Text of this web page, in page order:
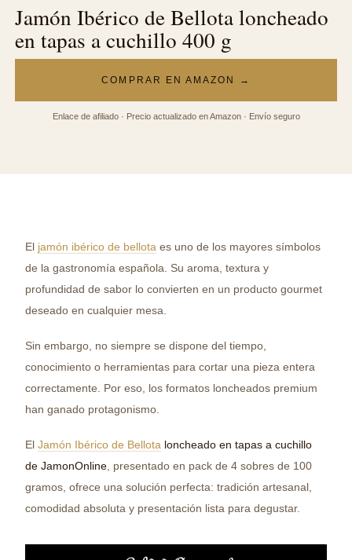
Jamón Ibérico de Bellota loncheado
en tapas a cuchillo 400 g
COMPRAR EN AMAZON →
Enlace de afiliado · Precio actualizado en Amazon · Envío seguro
El jamón ibérico de bellota es uno de los mayores símbolos
de la gastronomía española. Su aroma, textura y
profundidad de sabor lo convierten en un producto gourmet
deseado en cualquier mesa.
Sin embargo, no siempre se dispone del tiempo,
conocimiento o herramientas para cortar una pieza entera
correctamente. Por eso, los formatos loncheados premium
han ganado protagonismo.
El Jamón Ibérico de Bellota loncheado en tapas a cuchillo
de JamonOnline , presentado en pack de 4 sobres de 100
gramos, ofrece una solución perfecta: tradición artesanal,
comodidad absoluta y presentación lista para degustar.